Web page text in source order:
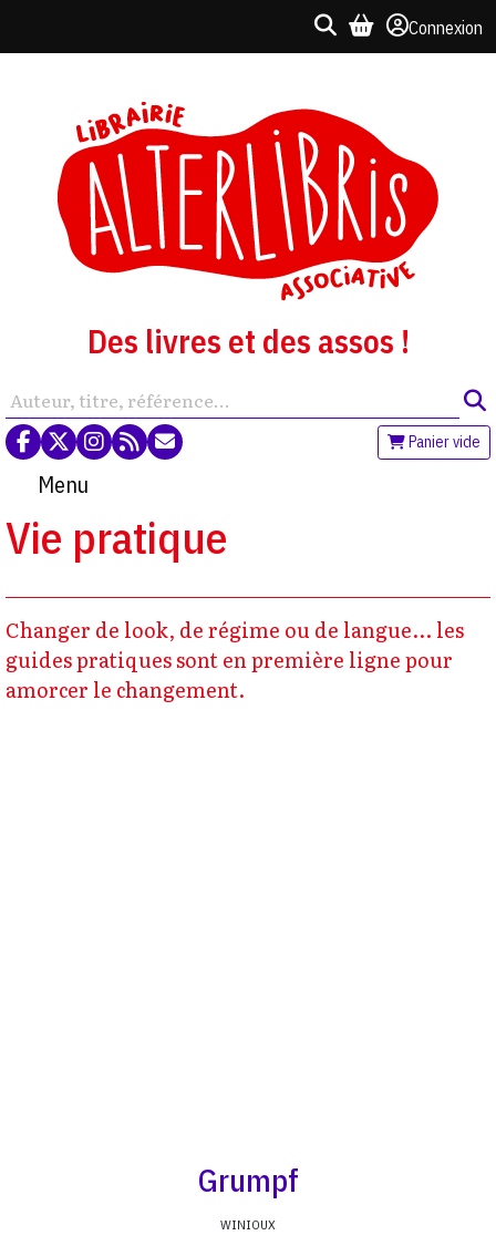
Connexion
Des livres et des assos !
Panier vide
Menu
Vie pratique
Changer de look, de régime ou de langue... les
guides pratiques sont en première ligne pour
amorcer le changement.
Grumpf
WINIOUX